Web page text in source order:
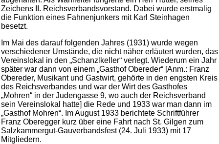
Zeichens II. Reichsverbandsvorstand. Dabei wurde erstmalig
die Funktion eines Fahnenjunkers mit Karl Steinhagen
besetzt.
Im Mai des darauf folgenden Jahres (1931) wurde wegen
verschiedener Umstände, die nicht näher erläutert wurden, das
Vereinslokal in den „Schanzlkeller“ verlegt. Wiederum ein Jahr
später war dann von einem „Gasthof Obereder“ [Anm.: Franz
Obereder, Musikant und Gastwirt, gehörte in den engsten Kreis
des Reichsverbandes und war der Wirt des Gasthofes
„Mohren“ in der Judengasse 9, wo auch der Reichsverband
sein Vereinslokal hatte] die Rede und 1933 war man dann im
„Gasthof Mohren“. Im August 1933 berichtete Schriftführer
Franz Oberegger kurz über eine Fahrt nach St. Gilgen zum
Salzkammergut-Gauverbandsfest (24. Juli 1933) mit 17
Mitgliedern.